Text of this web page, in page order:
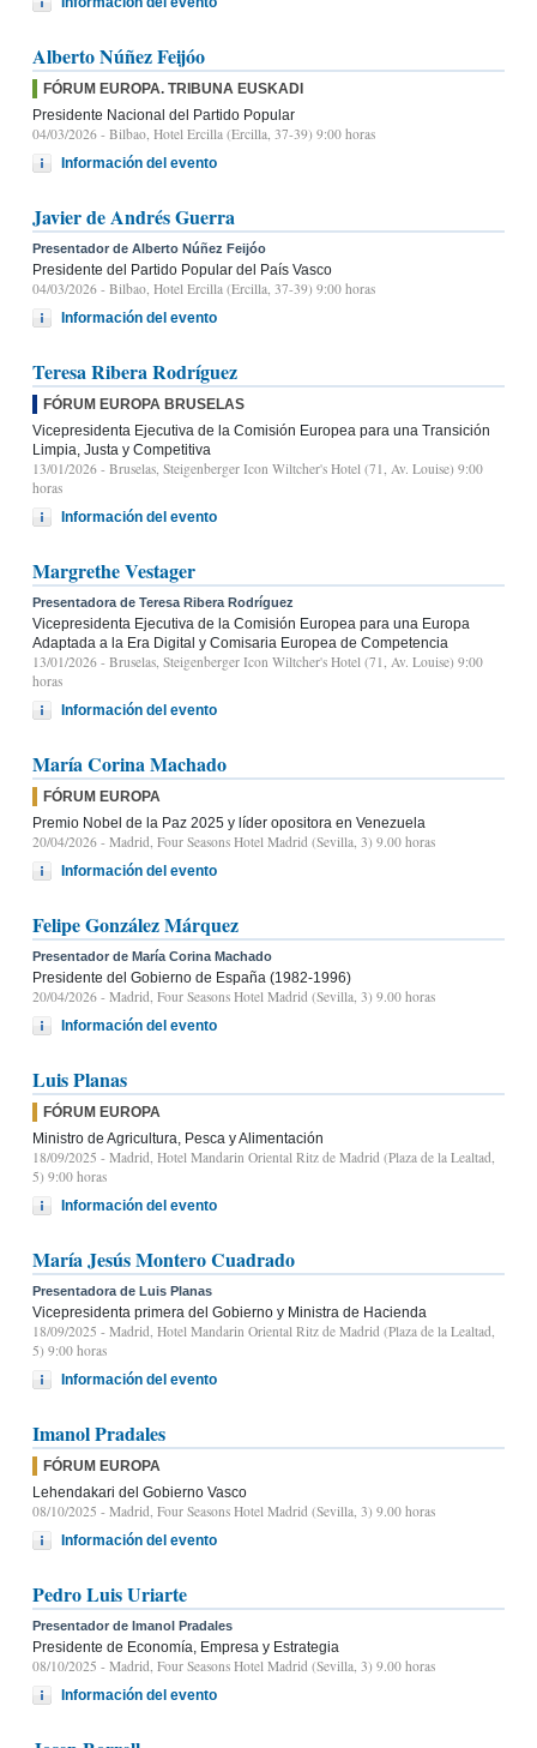
Alberto Núñez Feijóo
FÓRUM EUROPA. TRIBUNA EUSKADI
Presidente Nacional del Partido Popular
04/03/2026 - Bilbao, Hotel Ercilla (Ercilla, 37-39) 9:00 horas
Información del evento
Javier de Andrés Guerra
Presentador de Alberto Núñez Feijóo
Presidente del Partido Popular del País Vasco
04/03/2026 - Bilbao, Hotel Ercilla (Ercilla, 37-39) 9:00 horas
Información del evento
Teresa Ribera Rodríguez
FÓRUM EUROPA BRUSELAS
Vicepresidenta Ejecutiva de la Comisión Europea para una Transición
Limpia, Justa y Competitiva
13/01/2026 - Bruselas, Steigenberger Icon Wiltcher's Hotel (71, Av. Louise) 9:00
horas
Información del evento
Margrethe Vestager
Presentadora de Teresa Ribera Rodríguez
Vicepresidenta Ejecutiva de la Comisión Europea para una Europa
Adaptada a la Era Digital y Comisaria Europea de Competencia
13/01/2026 - Bruselas, Steigenberger Icon Wiltcher's Hotel (71, Av. Louise) 9:00
horas
Información del evento
María Corina Machado
FÓRUM EUROPA
Premio Nobel de la Paz 2025 y líder opositora en Venezuela
20/04/2026 - Madrid, Four Seasons Hotel Madrid (Sevilla, 3) 9.00 horas
Información del evento
Felipe González Márquez
Presentador de María Corina Machado
Presidente del Gobierno de España (1982-1996)
20/04/2026 - Madrid, Four Seasons Hotel Madrid (Sevilla, 3) 9.00 horas
Información del evento
Luis Planas
FÓRUM EUROPA
Ministro de Agricultura, Pesca y Alimentación
18/09/2025 - Madrid, Hotel Mandarin Oriental Ritz de Madrid (Plaza de la Lealtad,
5) 9:00 horas
Información del evento
María Jesús Montero Cuadrado
Presentadora de Luis Planas
Vicepresidenta primera del Gobierno y Ministra de Hacienda
18/09/2025 - Madrid, Hotel Mandarin Oriental Ritz de Madrid (Plaza de la Lealtad,
5) 9:00 horas
Información del evento
Imanol Pradales
FÓRUM EUROPA
Lehendakari del Gobierno Vasco
08/10/2025 - Madrid, Four Seasons Hotel Madrid (Sevilla, 3) 9.00 horas
Información del evento
Pedro Luis Uriarte
Presentador de Imanol Pradales
Presidente de Economía, Empresa y Estrategia
08/10/2025 - Madrid, Four Seasons Hotel Madrid (Sevilla, 3) 9.00 horas
Información del evento